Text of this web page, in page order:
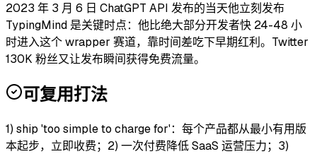
2023 年 3 月 6 日 ChatGPT API 发布的当天他立刻发布
TypingMind 是关键时点：他比绝大部分开发者快 24-48 小
时进入这个 wrapper 赛道，靠时间差吃下早期红利。Twitter
130K 粉丝又让发布瞬间获得免费流量。
可复用打法
1) ship 'too simple to charge for'：每个产品都从最小有用版
本起步，立即收费；2) 一次付费降低 SaaS 运营压力；3)